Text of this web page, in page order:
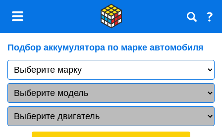
Подбор аккумулятора по марке автомобиля